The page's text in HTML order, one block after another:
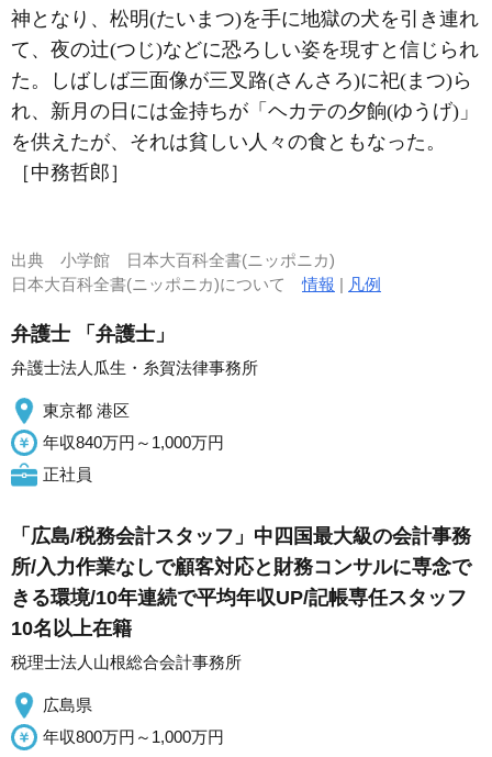
神となり、松明(たいまつ)を手に地獄の犬を引き連れ
て、夜の辻(つじ)などに恐ろしい姿を現すと信じられ
た。しばしば三面像が三叉路(さんさろ)に祀(まつ)ら
れ、新月の日には金持ちが「ヘカテの夕餉(ゆうげ)」
を供えたが、それは貧しい人々の食ともなった。
［中務哲郎］
出典 小学館 日本大百科全書(ニッポニカ)
日本大百科全書(ニッポニカ)について情報 | 凡例
弁護士 「弁護士」
弁護士法人瓜生・糸賀法律事務所
東京都 港区
年収840万円～1,000万円
正社員
「広島/税務会計スタッフ」中四国最大級の会計事務
所/入力作業なしで顧客対応と財務コンサルに専念で
きる環境/10年連続で平均年収UP/記帳専任スタッフ
10名以上在籍
税理士法人山根総合会計事務所
広島県
年収800万円～1,000万円